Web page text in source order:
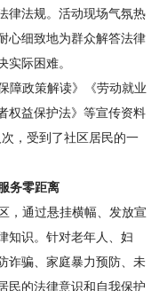
律法规。活动现场气氛热
心细致地为群众解答法律
际困难。
障政策解读》《劳动就业
权益保护法》等宣传资料
，受到了社区居民的一
务零距离
，通过悬挂横幅、发放宣
知识。针对老年人、妇
诈骗、家庭暴力预防、未
民的法律意识和自我保护